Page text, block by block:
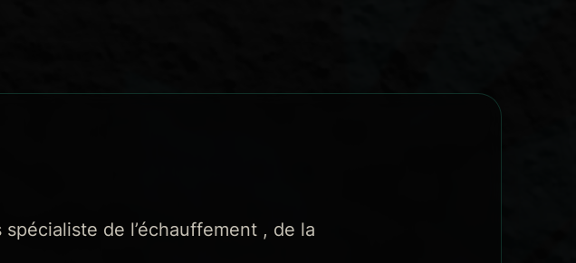
de l’échauffement , de la